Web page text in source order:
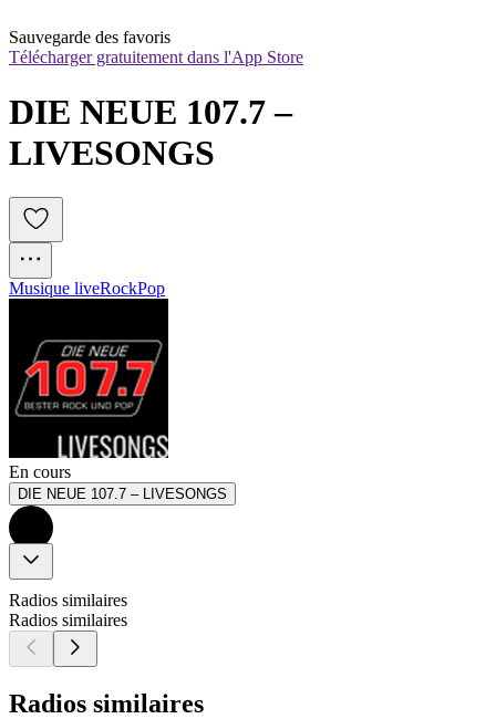
Sauvegarde des favoris
Télécharger gratuitement dans l'App Store
DIE NEUE 107.7 –
LIVESONGS
Musique liveRockPop
En cours
DIE NEUE 107.7 – LIVESONGS
Radios similaires
Radios similaires
Radios similaires